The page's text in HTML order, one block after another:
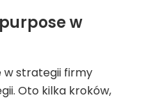
w
w strategii firmy
Oto kilka kroków,